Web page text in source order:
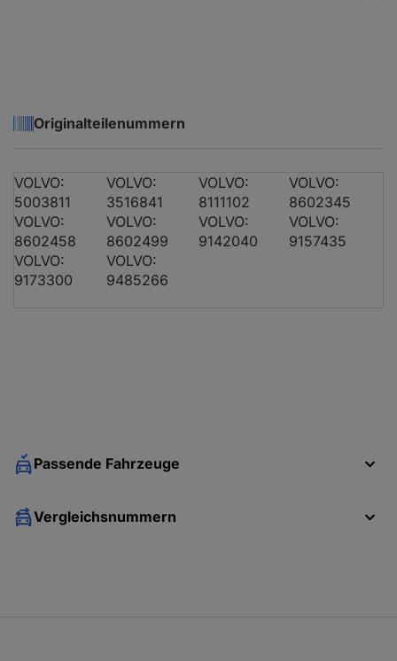
Originalteilenummern
VOLVO:
5003811
VOLVO:
3516841
VOLVO:
8111102
VOLVO:
8602345
VOLVO:
8602458
VOLVO:
8602499
VOLVO:
9142040
VOLVO:
9157435
VOLVO:
9173300
VOLVO:
9485266
Passende Fahrzeuge
Vergleichsnummern